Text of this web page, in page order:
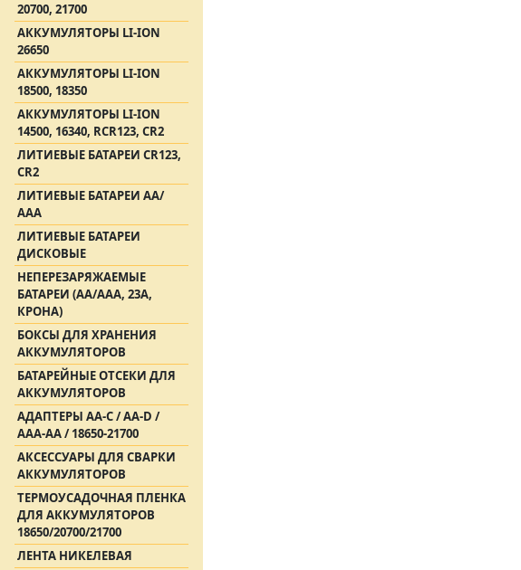
20700, 21700
АККУМУЛЯТОРЫ LI-ION
26650
АККУМУЛЯТОРЫ LI-ION
18500, 18350
АККУМУЛЯТОРЫ LI-ION
14500, 16340, RCR123, CR2
ЛИТИЕВЫЕ БАТАРЕИ CR123,
CR2
ЛИТИЕВЫЕ БАТАРЕИ АА/
ААА
ЛИТИЕВЫЕ БАТАРЕИ
ДИСКОВЫЕ
НЕПЕРЕЗАРЯЖАЕМЫЕ
БАТАРЕИ (АА/ААА, 23A,
КРОНА)
БОКСЫ ДЛЯ ХРАНЕНИЯ
АККУМУЛЯТОРОВ
БАТАРЕЙНЫЕ ОТСЕКИ ДЛЯ
АККУМУЛЯТОРОВ
АДАПТЕРЫ АА-С / АА-D /
AAA-AA / 18650-21700
АКСЕССУАРЫ ДЛЯ СВАРКИ
АККУМУЛЯТОРОВ
ТЕРМОУСАДОЧНАЯ ПЛЕНКА
ДЛЯ АККУМУЛЯТОРОВ
18650/20700/21700
ЛЕНТА НИКЕЛЕВАЯ